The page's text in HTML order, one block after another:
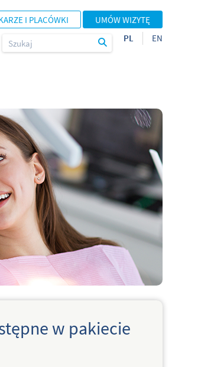
I PLACÓWKI UMÓW WIZYTĘ
PL EN
w pakiecie